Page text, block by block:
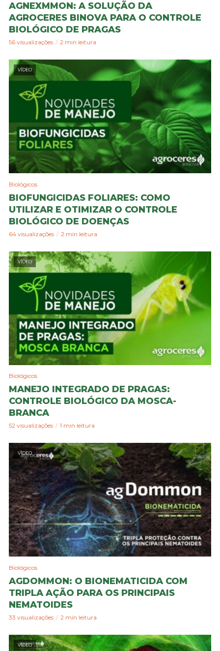
AGNEXMMON: A SOLUÇÃO DA
AGROCERES BINOVA PARA O CONTROLE
BIOLÓGICO DE PRAGAS
56 visualizações 2 min leitura
VÍDEO
Biológicos
BIOFUNGICIDAS FOLIARES: COMO
UTILIZAR E OTIMIZAR O CONTROLE
BIOLÓGICO DE DOENÇAS
64 visualizações 2 min leitura
VÍDEO
Biológicos
MANEJO INTEGRADO DE PRAGAS:
CONTROLE BIOLÓGICO DA MOSCA-
BRANCA
52 visualizações 1 min leitura
VÍDEO
Biológicos
AGDOMMON: O BIONEMATICIDA COM
TRIPLA AÇÃO PARA OS PRINCIPAIS
NEMATOIDES
33 visualizações 2 min leitura
VÍDEO